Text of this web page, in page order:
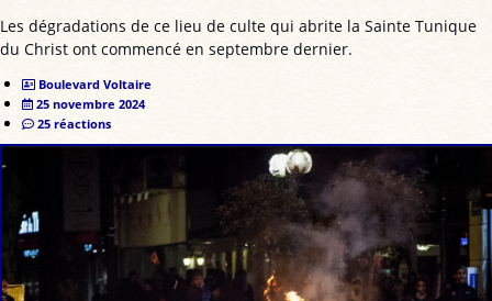
Les dégradations de ce lieu de culte qui abrite la Sainte Tunique
du Christ ont commencé en septembre dernier.
Boulevard Voltaire
25 novembre 2024
25 réactions